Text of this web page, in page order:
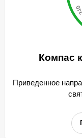
Компас
Приведенное